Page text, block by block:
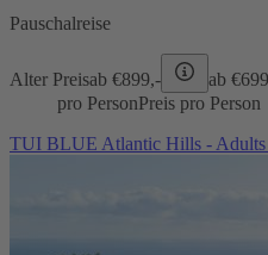
Pauschalreise
Alter Preisab €899,- ab €
pro PersonPreis pro Person
TUI BLUE Atlantic Hills -